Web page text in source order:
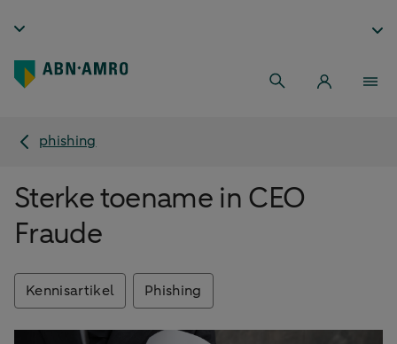
phishing
Sterke toename in CEO
Fraude
Kennisartikel Phishing